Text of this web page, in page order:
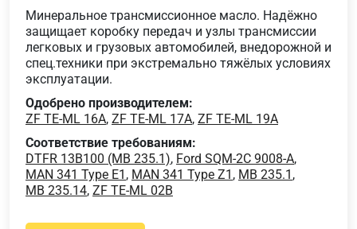
Минеральное трансмиссионное масло. Надёжно
защищает коробку передач и узлы трансмиссии
легковых и грузовых автомобилей, внедорожной и
спец.техники при экстремально тяжёлых условиях
эксплуатации.
Одобрено производителем:
ZF TE-ML 16A, ZF TE-ML 17A, ZF TE-ML 19A
Соответствие требованиям:
DTFR 13B100 (MB 235.1), Ford SQM-2C 9008-A,
MAN 341 Type E1 , MAN 341 Type Z1 , MB 235.1 ,
MB 235.14, ZF TE-ML 02B